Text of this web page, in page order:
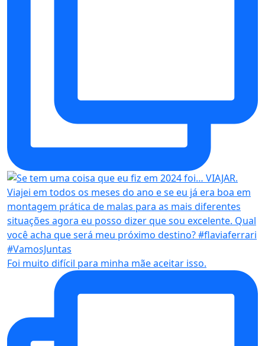
Foi muito difícil para minha mãe aceitar isso.